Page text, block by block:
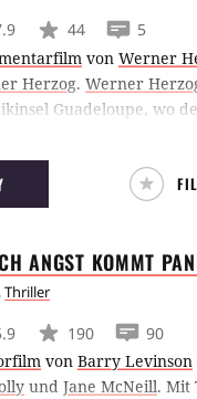
44
5
von Werner
Herzog. Werner
Guadeloupe, wo
die Sprengkraft
hat. Dort hat
trotz Evakuierung
Stadt, begibt sich an
und spricht mit
geblieben sind.
ANGST KOMMT
,Thriller
190
90
von Barry Levinson
und Jane McNeill. Mit